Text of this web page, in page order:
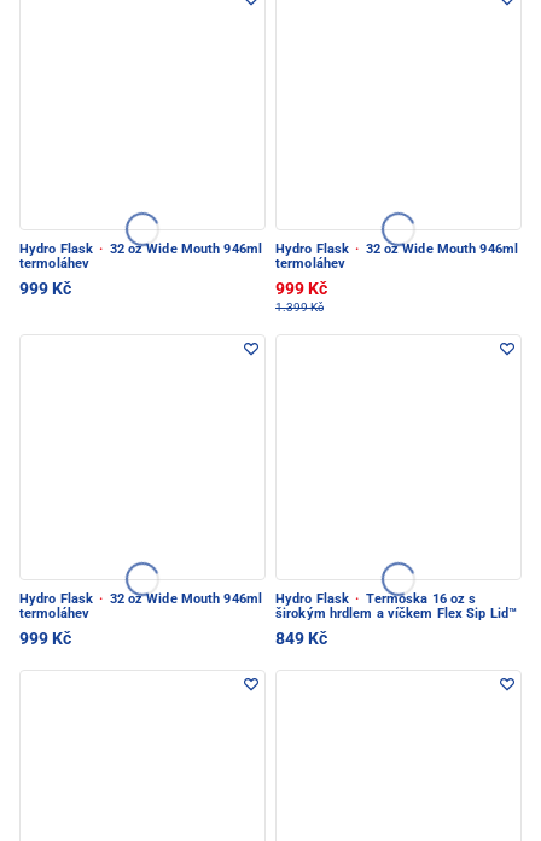
Hydro Flask · 32 oz Wide Mouth 946ml
termoláhev
999 Kč
Hydro Flask · 32 oz Wide Mouth 946ml
termoláhev
999 Kč
1.399 Kč
Hydro Flask · 32 oz Wide Mouth 946ml
termoláhev
999 Kč
Hydro Flask · Termoska 16 oz s
širokým hrdlem a víčkem Flex Sip Lid™
849 Kč